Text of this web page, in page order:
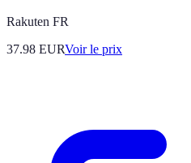
Rakuten FR
37.98 EURVoir le prix